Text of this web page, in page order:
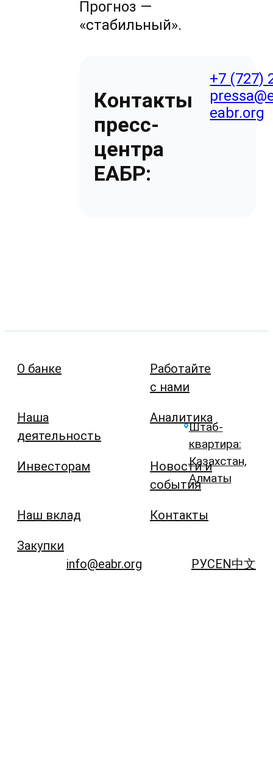
Прогноз —
«стабильный».
Контакты
пресс-
центра
ЕАБР:
+7 (727)
eabr.org
О банке
Наша
деятельность
Инвесторам
Наш вклад
Закупки
Работайте
с нами
Аналитика
Новости и
события
Контакты
Штаб-
квартира:
Казахстан,
Алматы
info@eabr.org РУСEN中文